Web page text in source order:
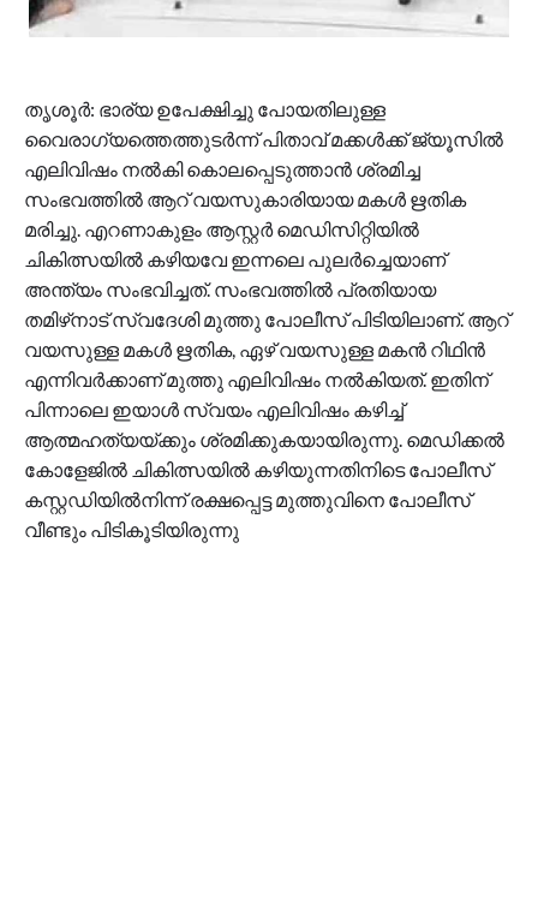
തൃശൂര്‍: ഭാര്യ ഉപേക്ഷിച്ചു പോയതിലുള്ള
വൈരാഗ്യത്തെത്തുടര്‍ന്ന് പിതാവ് മക്കള്‍ക്ക് ജ്യൂസില്‍
എലിവിഷം നല്‍കി കൊലപ്പെടുത്താന്‍ ശ്രമിച്ച
സംഭവത്തില്‍ ആറ് വയസുകാരിയായ മകള്‍ ഋതിക
മരിച്ചു. എറണാകുളം ആസ്റ്റര്‍ മെഡിസിറ്റിയില്‍
ചികിത്സയില്‍ കഴിയവേ ഇന്നലെ പുലര്‍ച്ചെയാണ്
അന്ത്യം സംഭവിച്ചത്. സംഭവത്തില്‍ പ്രതിയായ
തമിഴ്‌നാട് സ്വദേശി മുത്തു പോലീസ് പിടിയിലാണ്. ആറ്
വയസുള്ള മകള്‍ ഋതിക, ഏഴ് വയസുള്ള മകന്‍ റിഥിന്‍
എന്നിവര്‍ക്കാണ് മുത്തു എലിവിഷം നല്‍കിയത്. ഇതിന്
പിന്നാലെ ഇയാള്‍ സ്വയം എലിവിഷം കഴിച്ച്
ആത്മഹത്യയ്ക്കും ശ്രമിക്കുകയായിരുന്നു. മെഡിക്കല്‍
കോളേജില്‍ ചികിത്സയില്‍ കഴിയുന്നതിനിടെ പോലീസ്
കസ്റ്റഡിയില്‍നിന്ന് രക്ഷപ്പെട്ട മുത്തുവിനെ പോലീസ്
വീണ്ടും പിടികൂടിയിരുന്നു